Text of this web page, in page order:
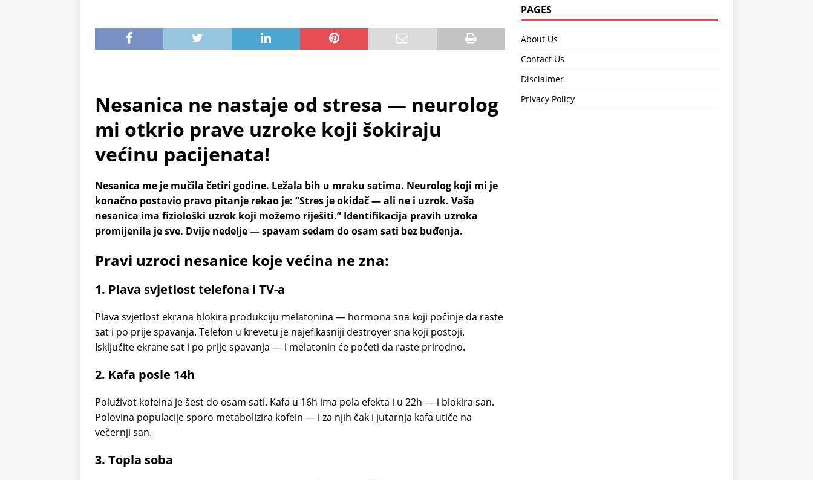
Nesanica ne nastaje od stresa — neurolog
mi otkrio prave uzroke koji šokiraju
većinu pacijenata!
Nesanica me je mučila četiri godine. Ležala bih u mraku satima. Neurolog koji mi je
konačno postavio pravo pitanje rekao je: “Stres je okidač — ali ne i uzrok. Vaša
nesanica ima fiziološki uzrok koji možemo riješiti.” Identifikacija pravih uzroka
promijenila je sve. Dvije nedelje — spavam sedam do osam sati bez buđenja.
Pravi uzroci nesanice koje većina ne zna:
1. Plava svjetlost telefona i TV-a
Plava svjetlost ekrana blokira produkciju melatonina — hormona sna koji počinje da raste
sat i po prije spavanja. Telefon u krevetu je najefikasniji destroyer sna koji postoji.
Isključite ekrane sat i po prije spavanja — i melatonin će početi da raste prirodno.
2. Kafa posle 14h
Poluživot kofeina je šest do osam sati. Kafa u 16h ima pola efekta i u 22h — i blokira san.
Polovina populacije sporo metabolizira kofein — i za njih čak i jutarnja kafa utiče na
večernji san.
3. Topla soba
PAGES
About Us
Contact Us
Disclaimer
Privacy Policy